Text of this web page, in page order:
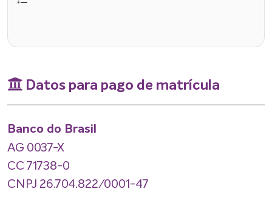
Datos para pago de matrícula
Banco do Brasil
AG 0037-X
CC 71738-0
CNPJ 26.704.822/0001-47